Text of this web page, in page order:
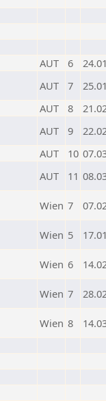
AUT 6
AUT 7
AUT 8
AUT 9
AUT 10
AUT 11
Wien 7
Wien 5
Wien 6
Wien 7
Wien 8